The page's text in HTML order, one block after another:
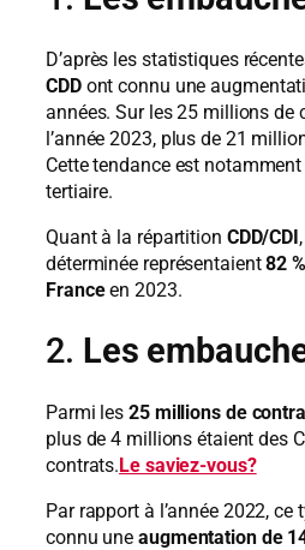
D’après les statistiques
CDDont connu une
années. Sur les 25 millions de
l’année 2023, plus de 21
Cette tendance est
tertiaire.
Quant à la répartition CDD/CDI
déterminée représentaient82
Franceen 2023.
2. Les
Parmi les 25 millions de
plus de 4 millions étaient des
contrats.Le saviez-vous?
Par rapport à l’année 2022, ce
connu uneaugmentation de